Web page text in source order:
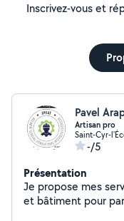
Inscrivez-vous et
Pavel
Artisan pro
Saint-Cyr-
-/5
Présentation
Je propose mes
et bâtiment pour